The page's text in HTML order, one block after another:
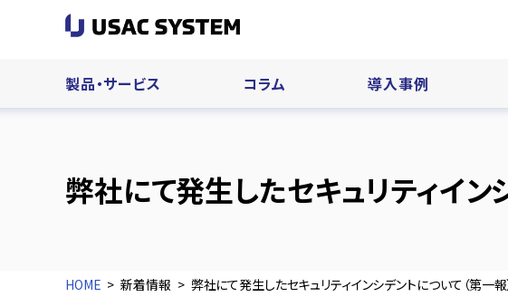
製品・サービス コラム 導入事例
弊社にて発生したセキュリティイン
HOME 新着情報 弊社にて発生したセキュリティインシデントについて（第一報